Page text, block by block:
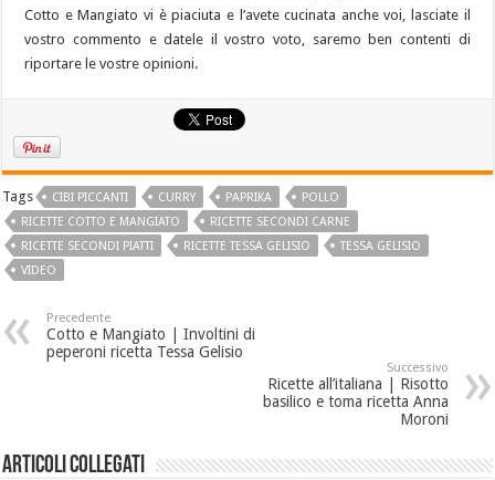
Cotto e Mangiato vi è piaciuta e l’avete cucinata anche voi, lasciate il
vostro commento e datele il vostro voto, saremo ben contenti di
riportare le vostre opinioni.
Tags CIBI PICCANTI CURRY PAPRIKA
POLLO
RICETTE COTTO E MANGIATO
RICETTE SECONDI CARNE
RICETTE SECONDI PIATTI
RICETTE TESSA GELISIO
TESSA GELISIO
VIDEO
Precedente
Cotto e Mangiato | Involtini di
peperoni ricetta Tessa Gelisio
Successivo
Ricette all’italiana | Risotto
basilico e toma ricetta Anna
Moroni
Articoli collegati